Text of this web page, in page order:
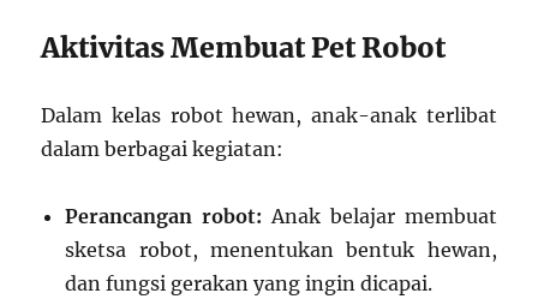
Aktivitas Membuat Pet Robot
Dalam kelas robot hewan, anak-anak terlibat
dalam berbagai kegiatan:
Perancangan robot: Anak belajar membuat
sketsa robot, menentukan bentuk hewan,
dan fungsi gerakan yang ingin dicapai.